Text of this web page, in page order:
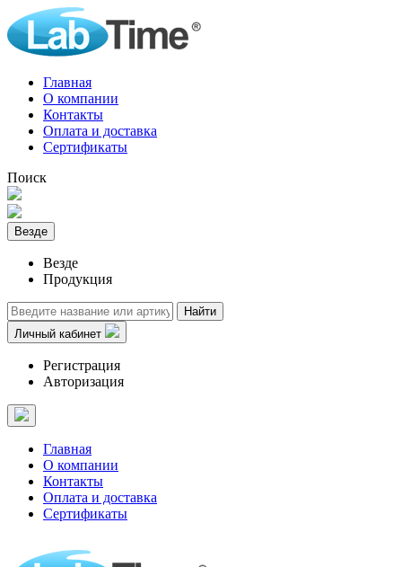
Главная
О компании
Контакты
Оплата и доставка
Сертификаты
Поиск
Везде
Везде
Продукция
Найти
Личный кабинет
Регистрация
Авторизация
Главная
О компании
Контакты
Оплата и доставка
Сертификаты